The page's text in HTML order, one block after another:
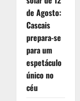
de Agosto:
Cascais
prepara-se
para um
espetáculo
único no
céu